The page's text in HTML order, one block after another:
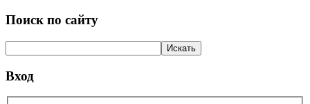
Поиск по сайту
Вход